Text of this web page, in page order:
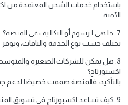
باستخدام خدمات الشحن المعتمدة من
الآمنة.
7. ما هي الرسوم أو التكاليف في المنصة؟
تختلف حسب نوع الخدمة والباقات، وتوفر
8. هل يمكن للشركات الصغيرة
اكسبورتاج؟
بالتأكيد، فالمنصة صممت خصيصًا لدعم
9. كيف تساعد اكسبورتاج في تسويق المنتجات عالميًا؟